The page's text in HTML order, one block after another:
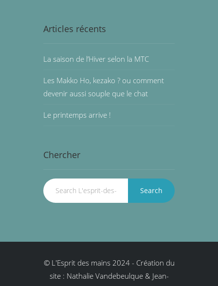
Articles récents
La saison de l’Hiver selon la MTC
Les Makko Ho, kezako ? ou comment
devenir aussi souple que le chat
Le printemps arrive !
Chercher
Search
© L'Esprit des mains 2024- Création du
site : Nathalie Vandebeulque & Jean-